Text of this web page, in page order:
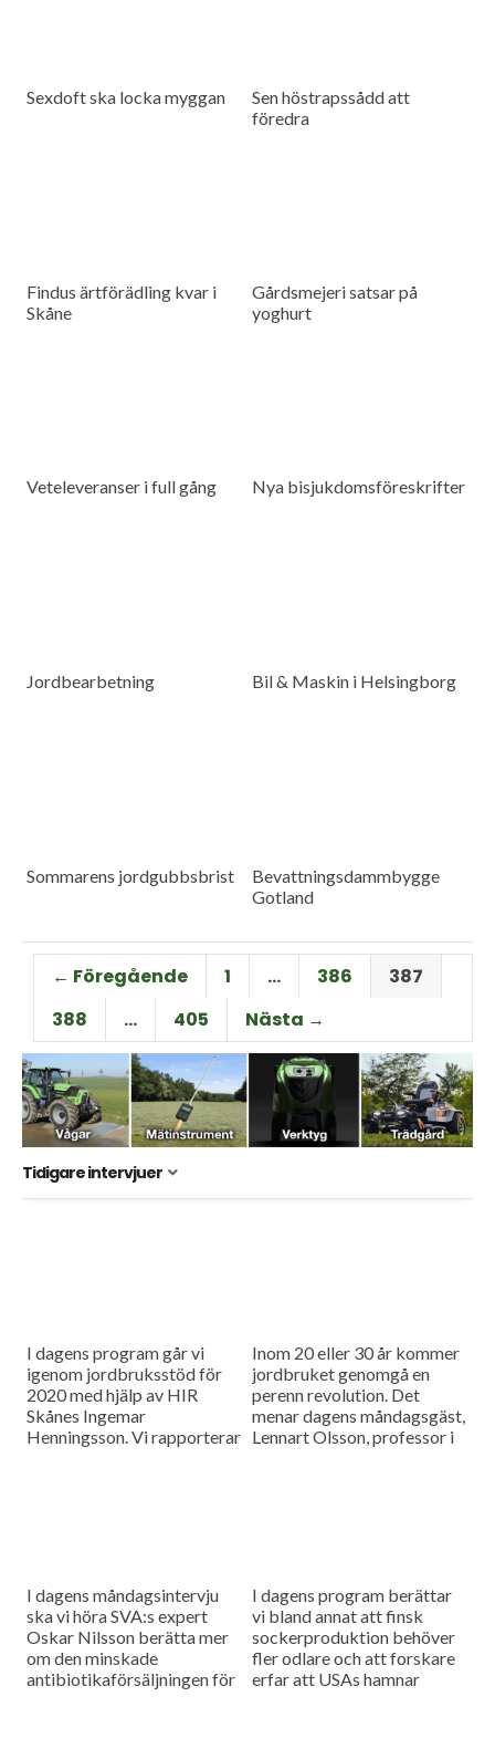
Sexdoft ska locka myggan
Sen höstrapssådd att
föredra
Findus ärtförädling kvar i
Skåne
Gårdsmejeri satsar på
yoghurt
Veteleveranser i full gång Nya bisjukdomsföreskrifter
Jordbearbetning Bil & Maskin i Helsingborg
Sommarens jordgubbsbrist
Bevattningsdammbygge
Gotland
← Föregående 1 … 386
387
388
… 405 Nästa →
Tidigare intervjuer
I dagens program går vi
igenom jordbruksstöd för
2020 med hjälp av HIR
Skånes Ingemar
Henningsson. Vi rapporterar
Inom 20 eller 30 år kommer
jordbruket genomgå en
perenn revolution. Det
menar dagens måndagsgäst,
Lennart Olsson, professor i
I dagens måndagsintervju
ska vi höra SVA:s expert
Oskar Nilsson berätta mer
om den minskade
antibiotikaförsäljningen för
I dagens program berättar
vi bland annat att finsk
sockerproduktion behöver
fler odlare och att forskare
erfar att USAs hamnar